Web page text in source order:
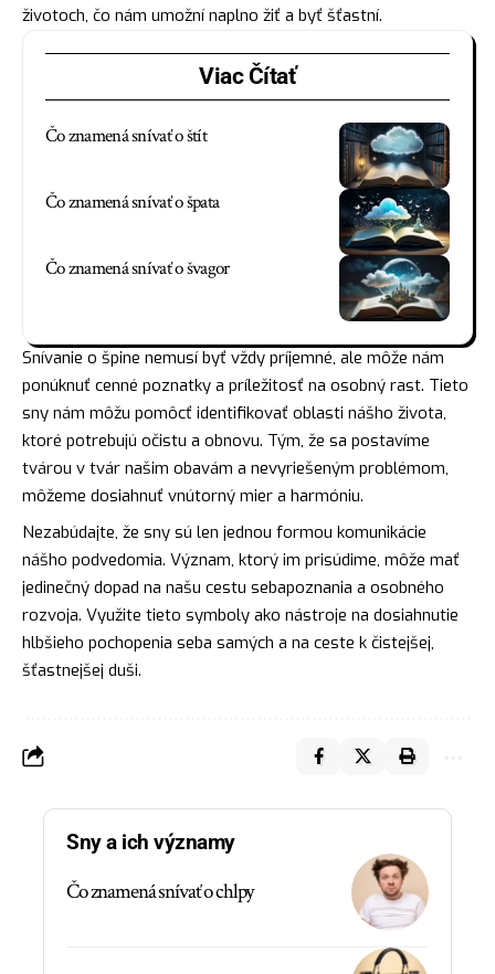
životoch, čo nám umožní naplno žiť a byť šťastní.
Viac Čítať
Čo znamená snívať o štít
Čo znamená snívať o špata
Čo znamená snívať o švagor
Snívanie o špine nemusí byť vždy príjemné, ale môže nám
ponúknuť cenné poznatky a príležitosť na osobný rast. Tieto
sny nám môžu pomôcť identifikovať oblasti nášho života,
ktoré potrebujú očistu a obnovu. Tým, že sa postavíme
tvárou v tvár našim obavám a nevyriešeným problémom,
môžeme dosiahnuť vnútorný mier a harmóniu.
Nezabúdajte, že sny sú len jednou formou komunikácie
nášho podvedomia. Význam, ktorý im prisúdime, môže mať
jedinečný dopad na našu cestu sebapoznania a osobného
rozvoja. Využite tieto symboly ako nástroje na dosiahnutie
hlbšieho pochopenia seba samých a na ceste k čistejšej,
šťastnejšej duši.
Sny a ich významy
Čo znamená snívať o chlpy